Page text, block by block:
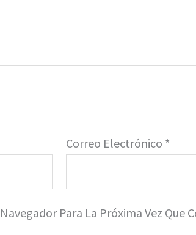
Correo Electrónico *
Para La Próxima Vez Que